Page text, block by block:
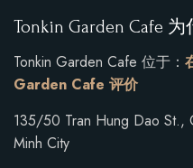
Tonkin Garden Cafe
Tonkin Garden Cafe 位于：
Garden Cafe 评价
135/50 Tran Hung Dao St.,
Minh City